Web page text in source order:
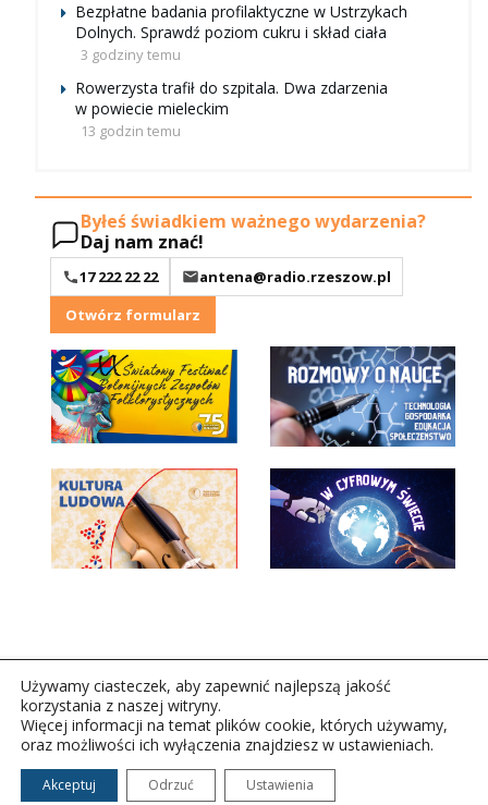
Bezpłatne badania profilaktyczne w Ustrzykach
Dolnych. Sprawdź poziom cukru i skład ciała
3 godziny temu
Rowerzysta trafił do szpitala. Dwa zdarzenia
w powiecie mieleckim
13 godzin temu
Byłeś świadkiem ważnego wydarzenia?
Daj nam znać!
17 222 22 22
antena@radio.rzeszow.pl
Otwórz formularz
Copyright © 2026Polskie Radio Rzeszów S.A. w likwidacj.
Wszelkie prawa zastrzeżone.
Używamy ciasteczek, aby zapewnić najlepszą jakość
korzystania z naszej witryny.
Więcej informacji na temat plików cookie, których używamy,
oraz możliwości ich wyłączenia znajdziesz w ustawieniach.
Akceptuj Odrzuć Ustawienia